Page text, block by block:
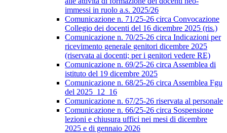
immessi in ruolo a.s. 2025/26
Comunicazione n. 71/25-26 circa Convocazione
Collegio dei docenti del 16 dicembre 2025 (ris.)
Comunicazione n. 70/25-26 circa Indicazioni per
ricevimento generale genitori dicembre 2025
(riservata ai docenti; per i genitori vedere RE)
Comunicazione n. 69/25-26 circa Assemblea di
istituto del 19 dicembre 2025
Comunicazione n. 68/25-26 circa Assemblea Fgu
del 2025_12_16
Comunicazione n. 67/25-26 riservata al personale
Comunicazione n. 66/25-26 circa Sospensione
lezioni e chiusura uffici nei mesi di dicembre
2025 e di gennaio 2026